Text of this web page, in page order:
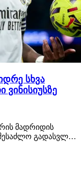
სხვა
ვინისიუსზე
მადრიდის
გადასვლას
"სამეფო
სხვა
"ჯობია იყო მეორე